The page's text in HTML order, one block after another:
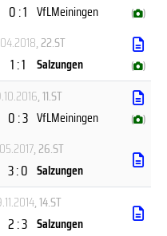
0 : 1 VfLMeiningen ( )
, 22.ST
1 : 1 Salzungen ( )
, 11.ST
0 : 3 VfLMeiningen ( )
, 26.ST
3 : 0 Salzungen
, 14.ST
2 : 3 Salzungen